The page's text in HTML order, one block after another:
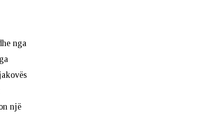
nga
një